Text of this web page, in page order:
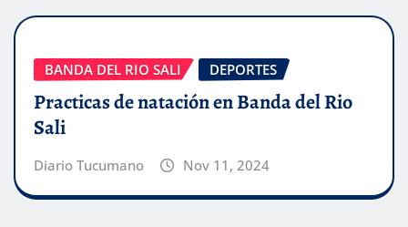
BANDA DEL RIO SALI DEPORTES
Practicas de natación en Banda del Rio
Sali
Diario Tucumano Nov 11, 2024